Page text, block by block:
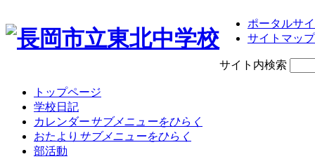
ポータルサ
サイトマップ
サイト内検索
トップページ
学校日記
カレンダーサブメニューをひらく
おたより サブメニューをひらく
部活動